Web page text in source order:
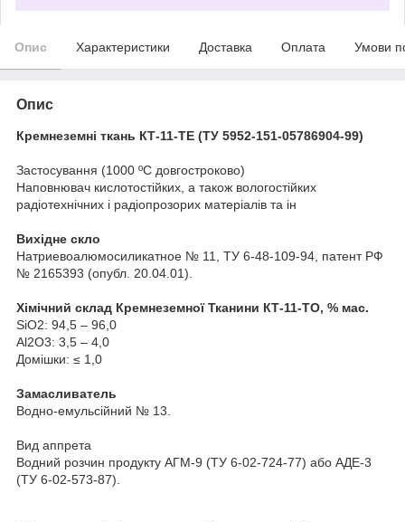
Опис Характеристики Доставка Оплата Умови
Опис
Кремнеземні ткань КТ-11-ТЕ (ТУ 5952-151-05786904-99)
Застосування (1000 ºС довгостроково)
Наповнювач кислотостійких, а також вологостійких
радіотехнічних і радіопрозорих матеріалів та ін
Вихідне скло
Натриевоалюмосиликатное № 11, ТУ 6-48-109-94, патент РФ
№ 2165393 (опубл. 20.04.01).
Хімічний склад Кремнеземної Тканини КТ-11-ТО, % мас.
SiO2: 94,5 – 96,0
Al2O3: 3,5 – 4,0
Домішки: ≤ 1,0
Замасливатель
Водно-емульсійний № 13.
Вид аппрета
Водний розчин продукту АГМ-9 (ТУ 6-02-724-77) або АДЕ-3
(ТУ 6-02-573-87).